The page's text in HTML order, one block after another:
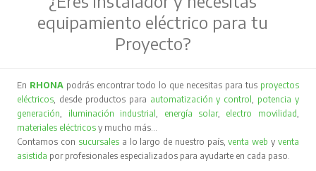
equipamiento eléctrico para tu
Proyecto?
En RHONA podrás encontrar todo lo que necesitas para tus proyectos
eléctricos, desde productos para automatización y control, potencia y
generación, iluminación industrial, energía solar, electro movilidad,
materiales eléctricos y mucho más…
Contamos con sucursales a lo largo de nuestro país,venta web y venta
asistida por profesionales especializados para ayudarte en cada paso.